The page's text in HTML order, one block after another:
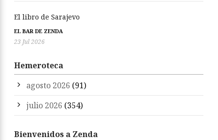
El libro de Sarajevo
EL BAR DE ZENDA
23 Jul 2026
Hemeroteca
agosto 2026 (91)
julio 2026 (354)
Bienvenidos a Zenda